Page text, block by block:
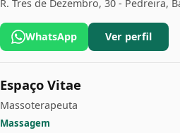
R. Tres de Dezembro, 30 - Pedreira,
WhatsApp Ver perfil
Espaço Vitae
Massoterapeuta
Massagem